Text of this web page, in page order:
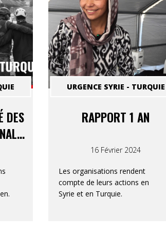
DES
RAPPORT 1 AN
16 Février 2024
Les organisations rendent
compte de leurs actions en
Syrie et en Turquie.
URGENCE SYRIE - TURQUIE